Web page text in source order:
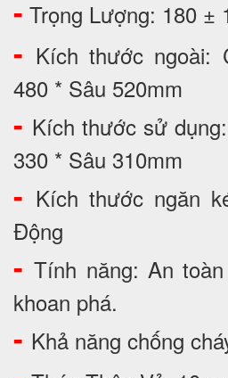
- Trọng Lượng: 180 ±
- Kích thước ngoài:
480 * Sâu 520mm
- Kích thước sử
330 * Sâu 310mm
- Kích thước ngăn
Động
-Tính năng: An
khoan phá.
- Khả năng chống